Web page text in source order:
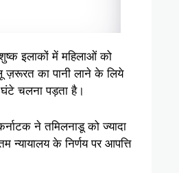
इलाकों में महिलाओं को
ज़रूरत का पानी लाने के लिये
चलना पड़ता है।
ने तमिलनाडू को ज्यादा
न्यायालय के निर्णय पर आपत्ति